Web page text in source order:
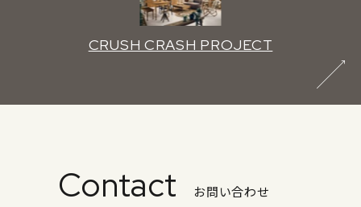
CRUSH CRASH PROJECT
Contact お問い合わせ